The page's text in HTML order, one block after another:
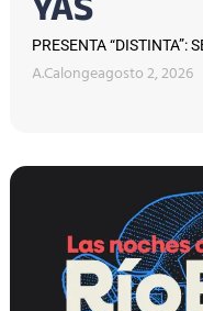
YAS
PRESENTA “DISTINTA”:
A.Calongeagosto 2, 2026